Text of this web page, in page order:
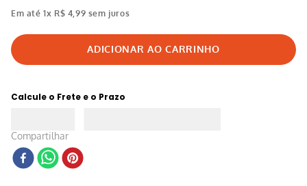
Em até1x R$ 4 ,99 sem juros
Calcule o Frete e o Prazo
Compartilhar